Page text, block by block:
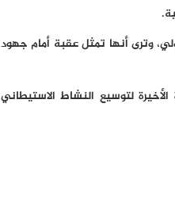
وترى أنها تمثل عقبة أمام جهود
لتوسيع النشاط الاستيطاني